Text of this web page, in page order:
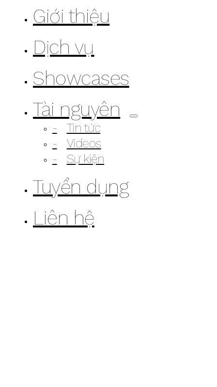
Giới thiệu
Dịch vụ
Showcases
Tài nguyên
Tin tức
Videos
Sự kiện
Tuyển dụng
Liên hệ